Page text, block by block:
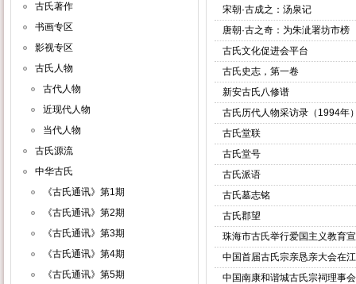
古氏著作
书画专区
影视专区
古氏人物
古代人物
近现代人物
当代人物
古氏源流
中华古氏
《古氏通讯》第1期
《古氏通讯》第2期
《古氏通讯》第3期
《古氏通讯》第4期
《古氏通讯》第5期
宋朝·古成之：汤泉记
唐朝·古之奇：为朱泚署坊市榜
古氏文化促进会平台
古氏史志，第一卷
新安古氏八修谱
古氏历代人物采访录（1994年
古氏堂联
古氏堂号
古氏派语
古氏墓志铭
古氏郡望
珠海市古氏举行爱国主义教育
中国首届古氏宗亲恳亲大会在
中国南康和谐城古氏宗祠理事